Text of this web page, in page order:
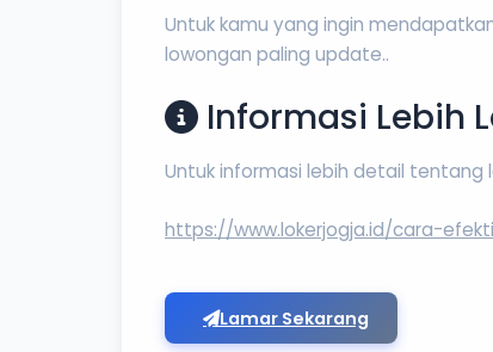
Untuk kamu yang ingin
lowongan paling update..
Informasi Lebih
Untuk informasi lebih detail tentang
https://www.lokerjogja.id/cara-
Lamar Sekarang